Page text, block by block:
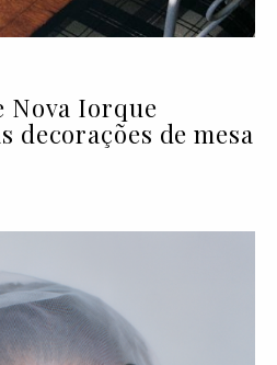
Nova Iorque
decorações de mesa